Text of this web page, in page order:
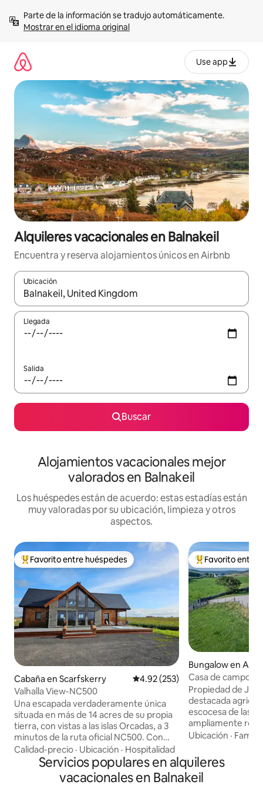
contenidoMostrar en el idioma original
Use app
Alquileres vacacionales en Balnakeil
Encuentra y reserva alojamientos únicos en Airbnb
Ubicación
Cuando los resultados estén disponibles, navega con las
Llegada
Salida
Buscar
Alojamientos vacacionales mejor
valorados en Balnakeil
Los huéspedes están de acuerdo: estas estadías están
muy valoradas por su ubicación, limpieza y otros
aspectos.
Favorito entre huéspedes preferido
Favorito entre huéspedes
Cabaña en Scarfskerry Calificación promedio: 4.92 de
4.92 (253)
Valhalla View-NC500
Una escapada verdaderamente única
situada en más de 14 acres de su propia
tierra, con vistas a las islas Orcadas, a 3
minutos de la ruta oficial NC500. Con
características como su propia bañera
de hidromasaje para 6 personas, 2
baños, cocina moderna y amplio
comedor, y 3 dormitorios dobles más
Calidad-precio · Ubicación · Hospitalidad
Favorito entre
Favorito entre
Bungalow en
Casa de campo
Bay
Propiedad de
destacada
escocesa de las
ampliamente
aparición en la
casa ha sido
tradicional estilo
sabemos que
Ubicación ·
Servicios populares en alquileres
vacacionales en Balnakeil